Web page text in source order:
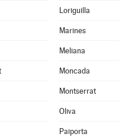
Loriguilla
Marines
Meliana
Moncada
Montserrat
Oliva
Paiporta